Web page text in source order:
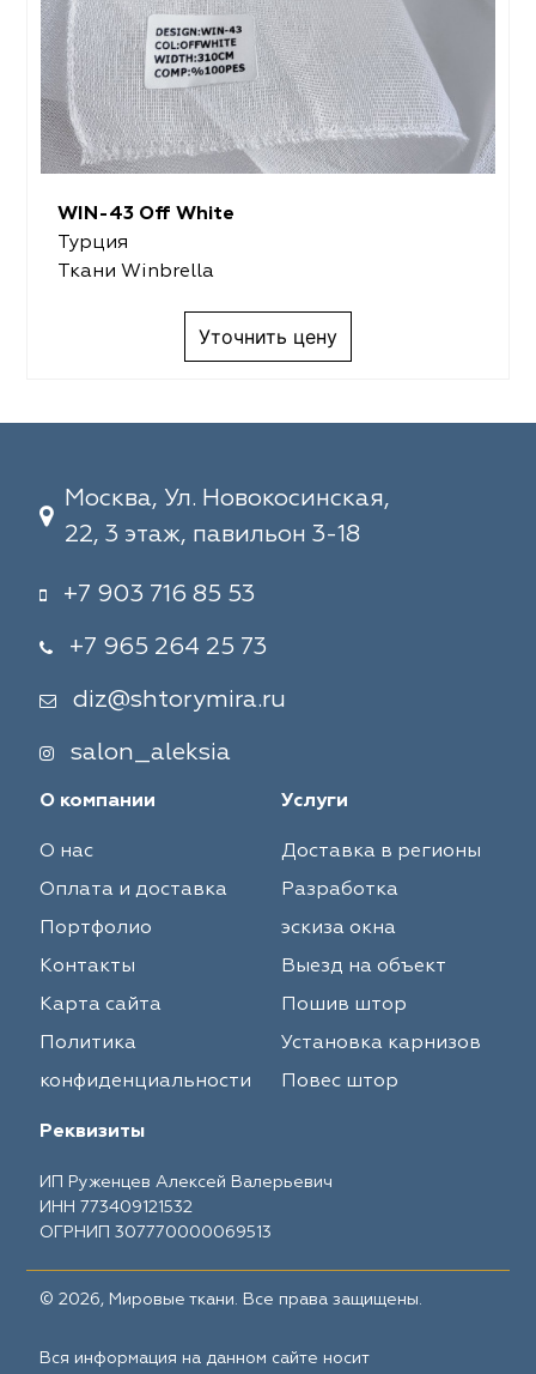
WIN-43 Off White
Турция
Ткани Winbrella
Уточнить цену
Москва, Ул. Новокосинская,
22, 3 этаж, павильон 3-18
+7 903 716 85 53
+7 965 264 25 73
diz@shtorymira.ru
salon_aleksia
О компании
О нас
Оплата и доставка
Портфолио
Контакты
Карта сайта
Политика
конфиденциальности
Услуги
Доставка в регионы
Разработка
эскиза окна
Выезд на объект
Пошив штор
Установка карнизов
Повес штор
Реквизиты
ИП Руженцев Алексей Валерьевич
ИНН 773409121532
ОГРНИП 307770000069513
© 2026, Мировые ткани. Все права защищены.
Вся информация на данном сайте носит